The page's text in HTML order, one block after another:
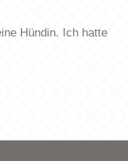
Hündin. Ich hatte